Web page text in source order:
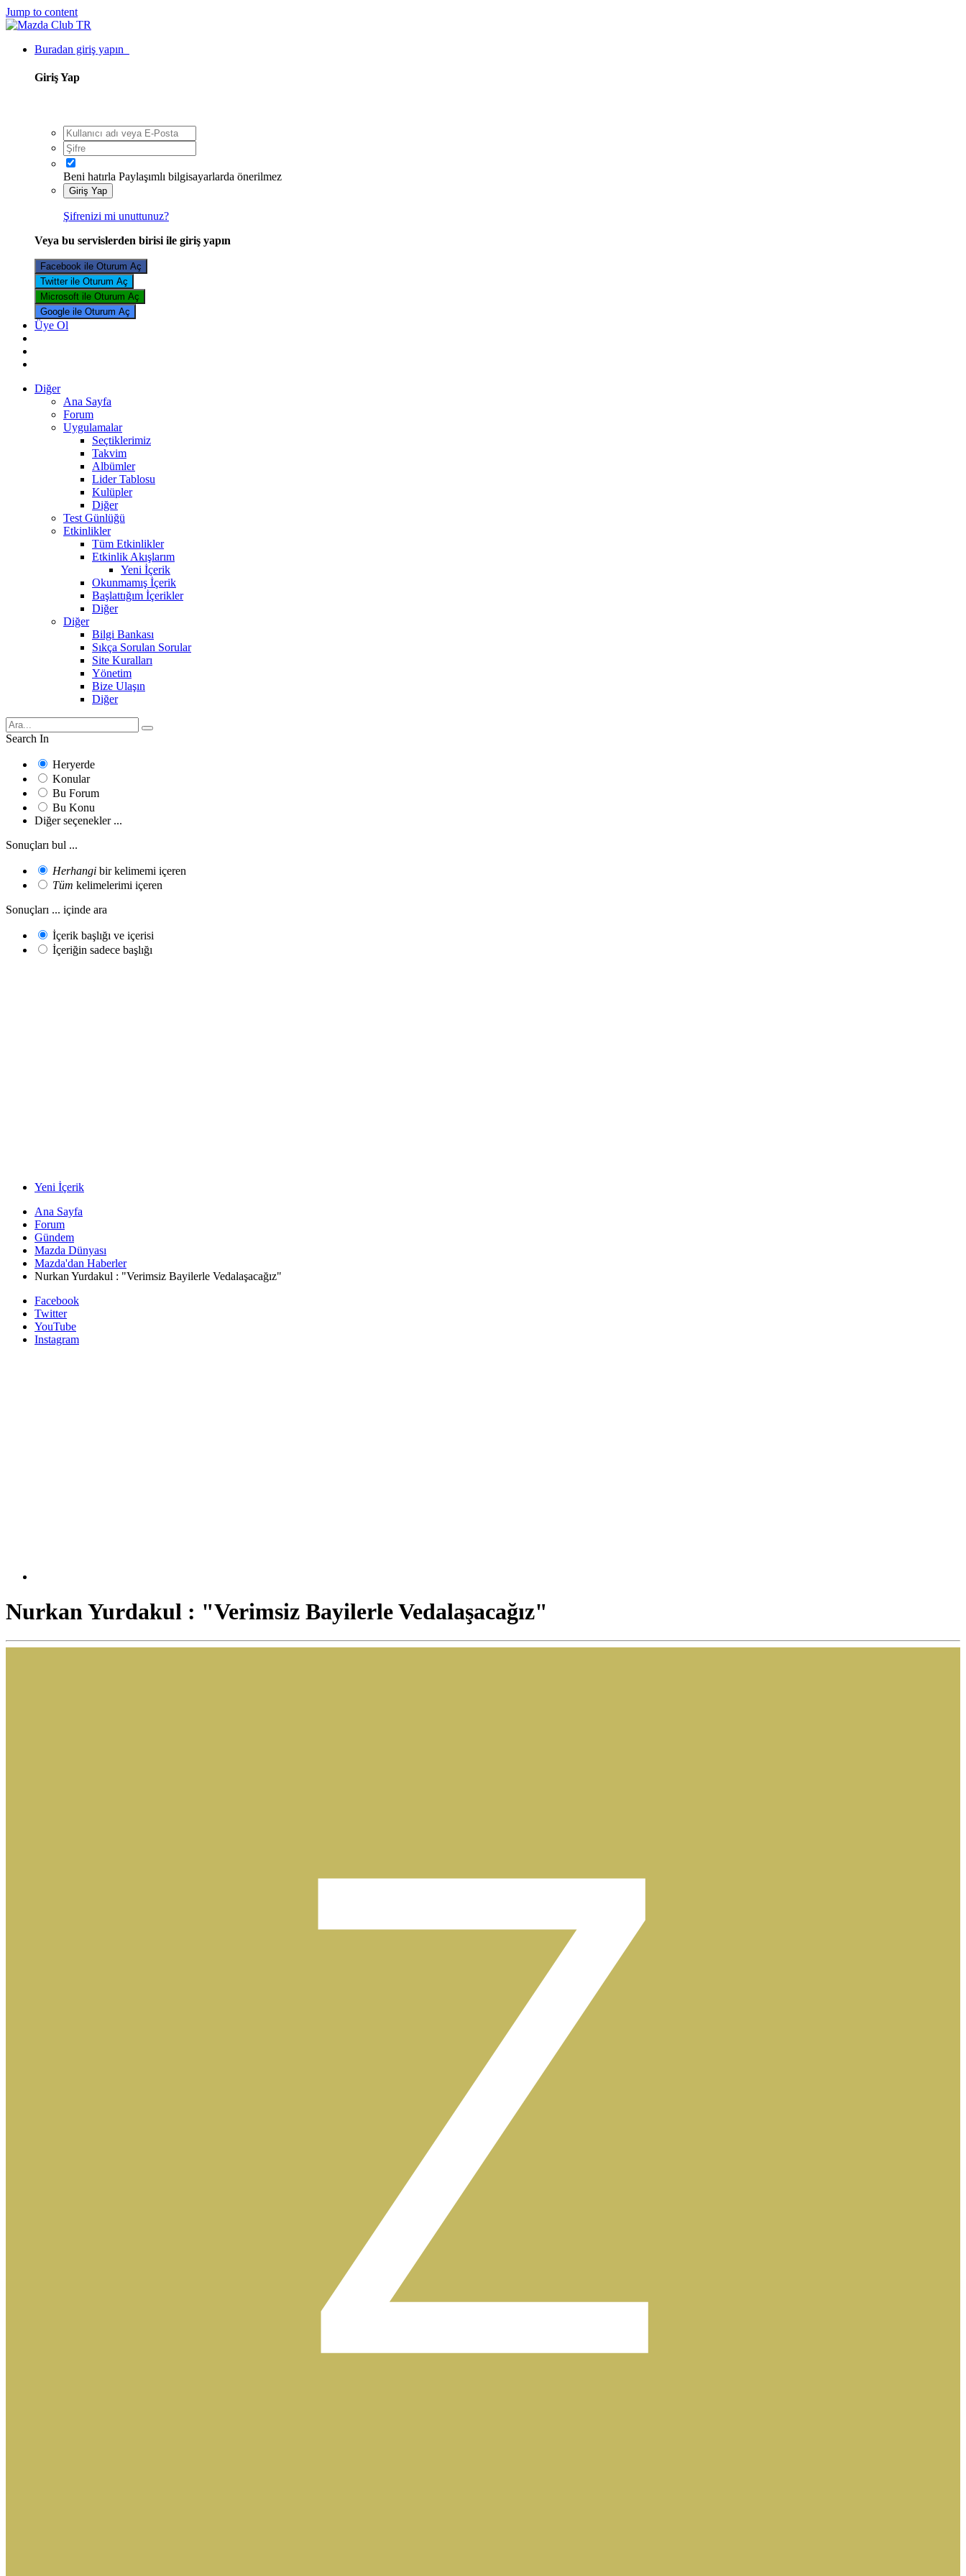
Jump to content
Buradan giriş yapın
Giriş Yap
Beni hatırla Paylaşımlı bilgisayarlarda önerilmez
Giriş Yap
Şifrenizi mi unuttunuz?
Veya bu servislerden birisi ile giriş yapın
Facebook ile Oturum Aç
Twitter ile Oturum Aç
Microsoft ile Oturum Aç
Google ile Oturum Aç
Üye Ol
Diğer
Ana Sayfa
Forum
Uygulamalar
Seçtiklerimiz
Takvim
Albümler
Lider Tablosu
Kulüpler
Diğer
Test Günlüğü
Etkinlikler
Tüm Etkinlikler
Etkinlik Akışlarım
Yeni İçerik
Okunmamış İçerik
Başlattığım İçerikler
Diğer
Diğer
Bilgi Bankası
Sıkça Sorulan Sorular
Site Kuralları
Yönetim
Bize Ulaşın
Diğer
Search In
Heryerde
Konular
Bu Forum
Bu Konu
Diğer seçenekler ...
Sonuçları bul ...
Herhangi bir kelimemi içeren
Tüm kelimelerimi içeren
Sonuçları ... içinde ara
İçerik başlığı ve içerisi
İçeriğin sadece başlığı
Yeni İçerik
Ana Sayfa
Forum
Gündem
Mazda Dünyası
Mazda'dan Haberler
Nurkan Yurdakul : "Verimsiz Bayilerle Vedalaşacağız"
Facebook
Twitter
YouTube
Instagram
Nurkan Yurdakul : "Verimsiz Bayilerle Vedalaşacağız"